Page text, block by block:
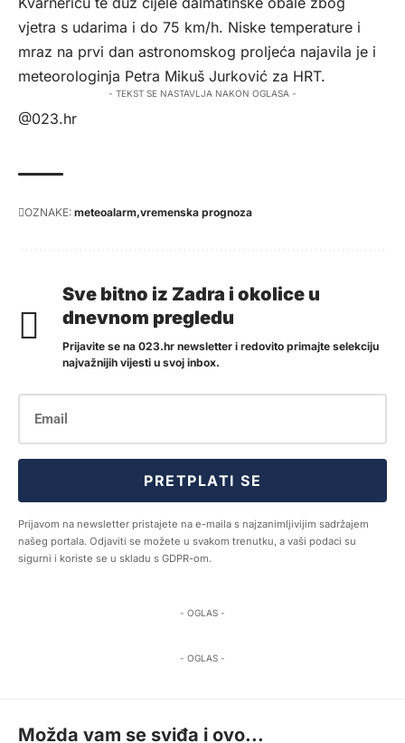
vjetra s udarima i do 75 km/h. Niske temperature i
mraz na prvi dan astronomskog proljeća najavila je i
meteorologinja Petra Mikuš Jurković za HRT.
- TEKST SE NASTAVLJA NAKON OGLASA -
@023.hr
OZNAKE: meteoalarm vremenska prognoza
Sve bitno iz Zadra i okolice u
dnevnom pregledu
Prijavite se na 023.hr newsletter i redovito primajte selekciju
najvažnijih vijesti u svoj inbox.
PRETPLATI SE
Prijavom na newsletter pristajete na e-maila s najzanimljivijim sadržajem
našeg portala. Odjaviti se možete u svakom trenutku, a vaši podaci su
sigurni i koriste se u skladu s GDPR-om.
- OGLAS -
- OGLAS -
Možda vam se sviđa i ovo...